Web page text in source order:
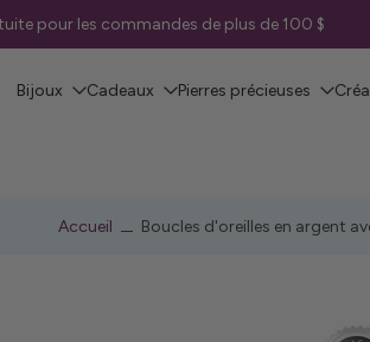
pour les commandes de plus de 100 $
Bijoux Cadeaux Pierres précieuses
Accueil Boucles d'oreilles en argent